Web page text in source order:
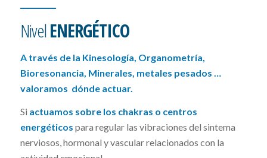
NivelENERGÉTICO
A través de la Kinesología, Organometría,
Bioresonancia, Minerales, metales pesados …
valoramos dónde actuar.
Si actuamos sobre los chakras o centros
energéticos para regular las vibraciones del sintema
nerviosos, hormonal y vascular relacionados con la